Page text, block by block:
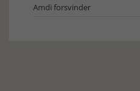
Amdi forsvinder